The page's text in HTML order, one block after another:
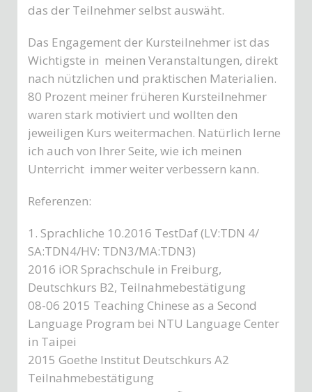
das der Teilnehmer selbst auswäht.
Das Engagement der Kursteilnehmer ist das
Wichtigste in meinen Veranstaltungen, direkt
nach nützlichen und praktischen Materialien.
80 Prozent meiner früheren Kursteilnehmer
waren stark motiviert und wollten den
jeweiligen Kurs weitermachen. Natürlich lerne
ich auch von Ihrer Seite, wie ich meinen
Unterricht immer weiter verbessern kann.
Referenzen:
1. Sprachliche 10.2016 TestDaf (LV:TDN 4/
SA:TDN4/HV: TDN3/MA:TDN3)
2016 iOR Sprachschule in Freiburg,
Deutschkurs B2, Teilnahmebestätigung
08-06 2015 Teaching Chinese as a Second
Language Program bei NTU Language Center
in Taipei
2015 Goethe Institut Deutschkurs A2
Teilnahmebestätigung